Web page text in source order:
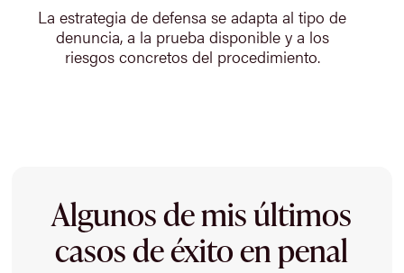
La estrategia de defensa se adapta al tipo de
denuncia, a la prueba disponible y a los
riesgos concretos del procedimiento.
Algunos de mis últimos
casos de éxito en penal